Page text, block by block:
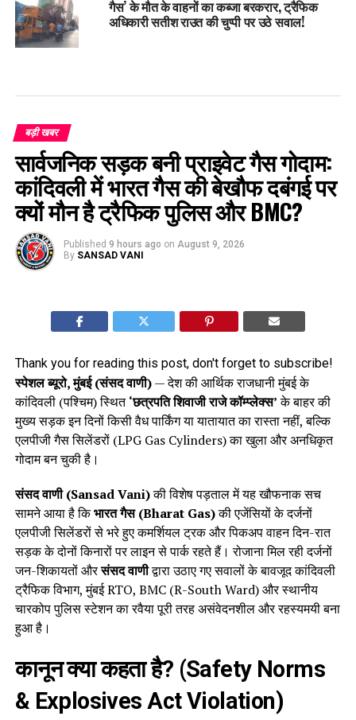
गैस’ के मौत के वाहनों का कब्जा बरकरार, ट्रैफिक
अधिकारी सतीश राउत की चुप्पी पर उठे सवाल!
बड़ी खबर
सार्वजनिक सड़क बनी प्राइवेट गैस गोदाम:
कांदिवली में भारत गैस की बेखौफ दबंगई पर
क्यों मौन है ट्रैफिक पुलिस और BMC?
Published 9 hours ago on August 9, 2026
By SANSAD VANI
Thank you for reading this post, don't forget to subscribe!
स्पेशल ब्यूरो, मुंबई (संसद वाणी)— देश की आर्थिक राजधानी मुंबई के
कांदिवली (पश्चिम) स्थित‘छत्रपति शिवाजी राजे कॉम्प्लेक्स’के बाहर की
मुख्य सड़क इन दिनों किसी वैध पार्किंग या यातायात का रास्ता नहीं, बल्कि
एलपीजी गैस सिलेंडरों (LPG Gas Cylinders) का खुला और अनधिकृत
गोदाम बन चुकी है।
संसद वाणी (Sansad Vani)की विशेष पड़ताल में यह खौफनाक सच
सामने आया है किभारत गैस (Bharat Gas)की एजेंसियों के दर्जनों
एलपीजी सिलेंडरों से भरे हुए कमर्शियल ट्रक और पिकअप वाहन दिन-रात
सड़क के दोनों किनारों पर लाइन से पार्क रहते हैं। रोजाना मिल रही दर्जनों
जन-शिकायतों औरसंसद वाणीद्वारा उठाए गए सवालों के बावजूद कांदिवली
ट्रैफिक विभाग, मुंबई RTO, BMC (R-South Ward) और स्थानीय
चारकोप पुलिस स्टेशन का रवैया पूरी तरह असंवेदनशील और रहस्यमयी बना
हुआ है।
कानून क्या कहता है? (Safety Norms
& Explosives Act Violation)